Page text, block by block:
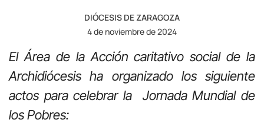
DIÓCESIS DE ZARAGOZA
4 de noviembre de 2024
El Área de la Acción caritativo social de la
Archidiócesis ha organizado los siguiente
actos para celebrar la
Jornada Mundial de
los Pobres: